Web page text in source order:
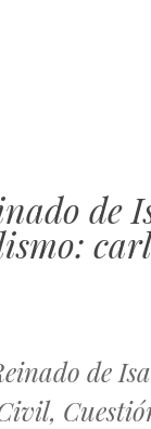
de
de